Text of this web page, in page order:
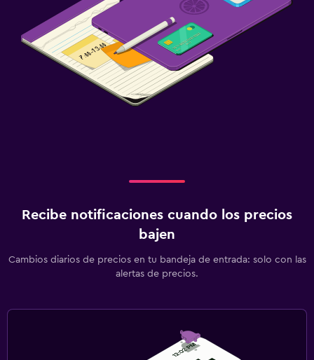
Recibe notificaciones cuando los precios
bajen
Cambios diarios de precios en tu bandeja de entrada: solo con las
alertas de precios.